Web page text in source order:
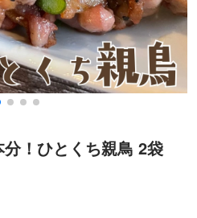
！ひとくち親鳥 2袋